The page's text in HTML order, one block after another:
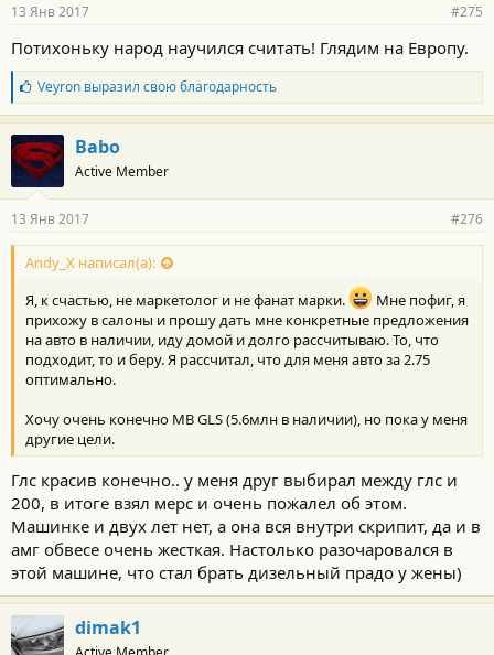
13 Янв 2017 #275
Потихоньку народ научился считать! Глядим на Европу.
Б
л
а
г
о
д
а
н
о
с
и
:
Veyronвыразил свою благодарность
Babo
Active Member
13 Янв 2017 #276
Andy_X написал(а):
Я, к счастью, не маркетолог и не фанат марки.
Мне пофиг, я
прихожу в салоны и прошу дать мне конкретные предложения
на авто в наличии, иду домой и долго рассчитываю. То, что
подходит, то и беру. Я рассчитал, что для меня авто за 2.75
оптимально.
Хочу очень конечно MB GLS (5.6млн в наличии), но пока у меня
другие цели.
Глс красив конечно.. у меня друг выбирал между глс и
200, в итоге взял мерс и очень пожалел об этом.
Машинке и двух лет нет, а она вся внутри скрипит, да и в
амг обвесе очень жесткая. Настолько разочаровался в
этой машине, что стал брать дизельный прадо у жены)
dimak1